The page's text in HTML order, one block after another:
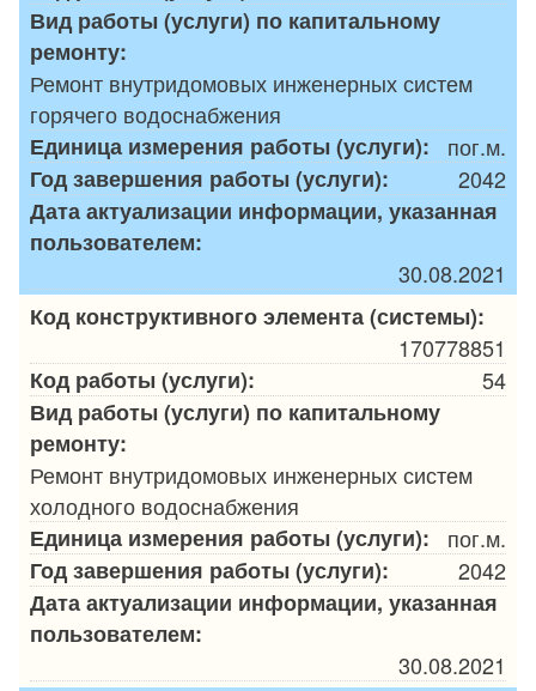
Вид работы (услуги) по капитальному
ремонту:
Ремонт внутридомовых инженерных систем
горячего водоснабжения
Единица измерения работы (услуги):
пог.м.
Год завершения работы (услуги):
2042
Дата актуализации информации, указанная
пользователем:
30.08.2021
Код конструктивного элемента (системы):
170778851
Код работы (услуги):
54
Вид работы (услуги) по капитальному
ремонту:
Ремонт внутридомовых инженерных систем
холодного водоснабжения
Единица измерения работы (услуги):
пог.м.
Год завершения работы (услуги):
2042
Дата актуализации информации, указанная
пользователем:
30.08.2021